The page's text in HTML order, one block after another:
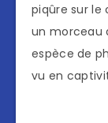
piqûre sur le
un morceau
espèce de
vu en